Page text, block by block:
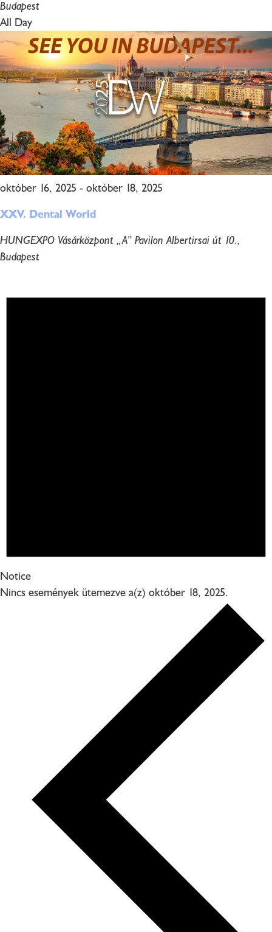
Budapest
All Day
október 16, 2025 - október 18, 2025
XXV. Dental World
HUNGEXPO Vásárközpont „A” PavilonAlbertirsai út 10.,
Budapest
Notice
Nincs események ütemezve a(z) október 18, 2025.